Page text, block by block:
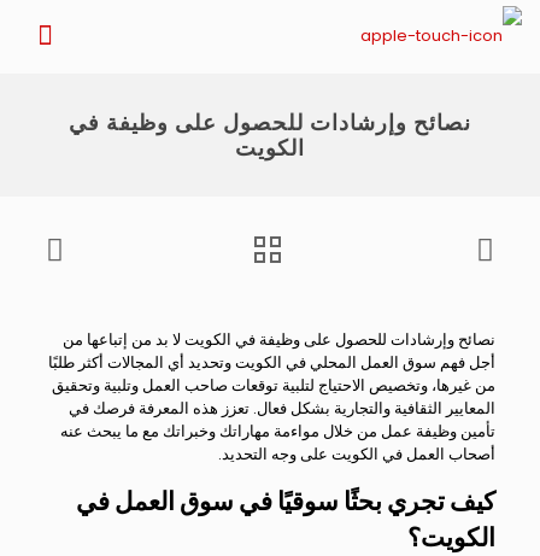
نصائح وإرشادات للحصول على وظيفة في
الكويت
نصائح وإرشادات للحصول على وظيفة في الكويت لا بد من إتباعها من
أجل فهم سوق العمل المحلي في الكويت وتحديد أي المجالات أكثر طلبًا
من غيرها، وتخصيص الاحتياج لتلبية توقعات صاحب العمل وتلبية وتحقيق
المعايير الثقافية والتجارية بشكل فعال. تعزز هذه المعرفة فرصك في
تأمين وظيفة عمل من خلال مواءمة مهاراتك وخبراتك مع ما يبحث عنه
أصحاب العمل في الكويت على وجه التحديد.
كيف تجري بحثًا سوقيًا في سوق العمل في
الكويت؟